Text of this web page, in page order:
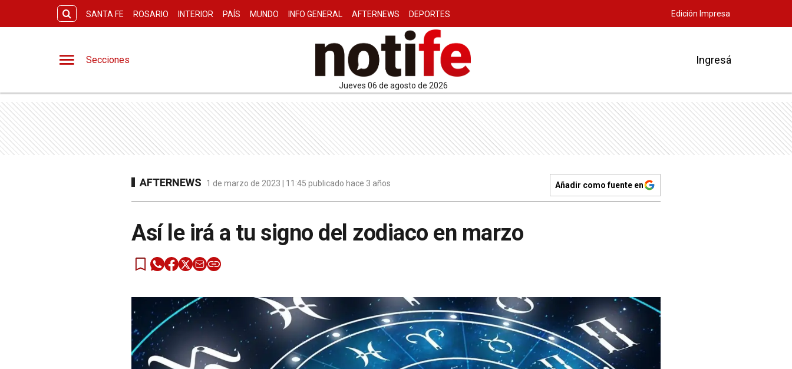
SANTA FE ROSARIO INTERIOR PAÍS MUNDO INFO GENERAL AFTERNEWS DEPORTES Edición Impresa
Secciones
jueves 06 de agosto de 2026
Ingresá
AFTERNEWS 1 de marzo de 2023 | 11:45 publicado hace 3 años Añadir como fuente en
Así le irá a tu signo del zodiaco en marzo